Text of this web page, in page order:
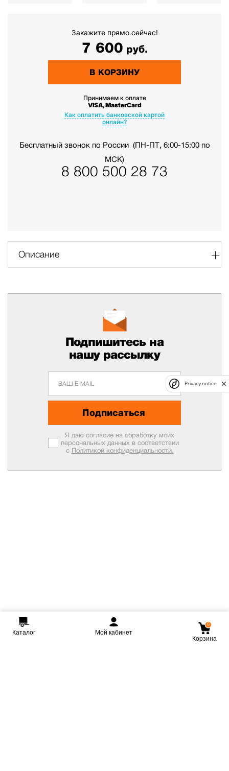
Закажите прямо сейчас!
7 600 руб.
В КОРЗИНУ
Принимаем к оплате
VISA, MasterCard
Как оплатить банковской картой
онлайн?
Бесплатный звонок по России (ПН-ПТ, 6:00-15:00 по
МСК)
8 800 500 28 73
Описание
Подпишитесь на
нашу рассылку
Подписаться
Я даю согласие на обработку моих
персональных данных в соответствии
с Политикой конфиденциальности.
Каталог Мой кабинет
0
Корзина
Privacy notice